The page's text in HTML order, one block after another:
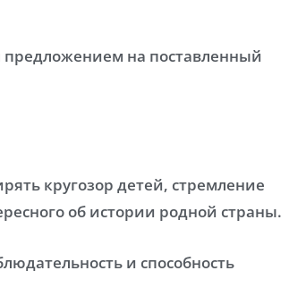
на поставленный
кругозор детей, стремление
об истории родной страны.
и способность